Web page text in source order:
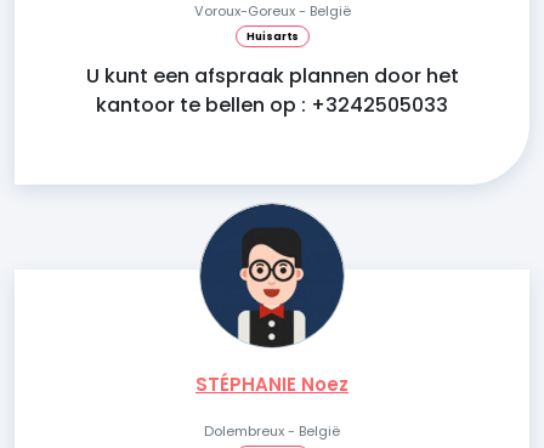
Voroux-Goreux - België
Huisarts
U kunt een afspraak plannen door het
kantoor te bellen op : +3242505033
STÉPHANIE Noez
Dolembreux - België